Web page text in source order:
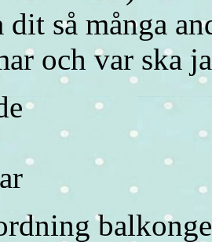
dit så många
och var ska